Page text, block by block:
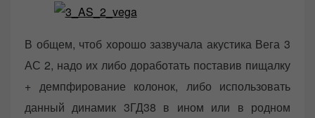
В общем, чтоб хорошо зазвучала акустика Вега 3
АС 2, надо их либо доработать поставив пищалку
+ демпфирование колонок, либо использовать
данный динамик 3ГД38 в ином или в родном